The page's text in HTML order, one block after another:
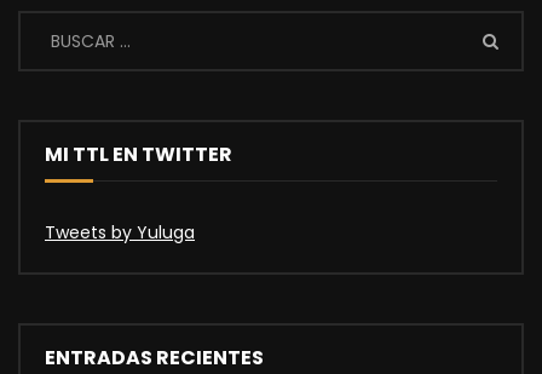
MI TTL EN TWITTER
Tweets by Yuluga
ENTRADAS RECIENTES